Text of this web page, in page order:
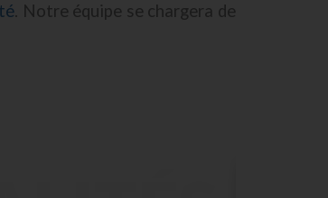
. Notre équipe se chargera de